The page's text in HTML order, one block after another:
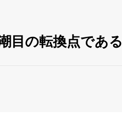
目の転換点である